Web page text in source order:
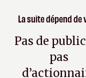
La suite dépend de
Pas de
pas